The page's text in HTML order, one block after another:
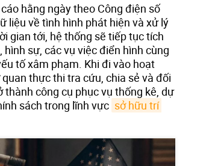
hằng ngày theo Công điện số
liệu về tình hình phát hiện và xử lý
gian tới, hệ thống sẽ tiếp tục tích
sự, các vụ việc điển hình cùng
tố xâm phạm. Khi đi vào hoạt
thực thi tra cứu, chia sẻ và đối
công cụ phục vụ thống kê, dự
sách trong lĩnh vực sở hữu trí